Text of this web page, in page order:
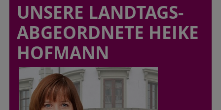
UNSERE LANDTAGS-
ABGEORDNETE HEIKE
HOFMANN